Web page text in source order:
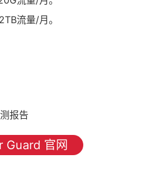
流量/月。
报告
Guard 官网